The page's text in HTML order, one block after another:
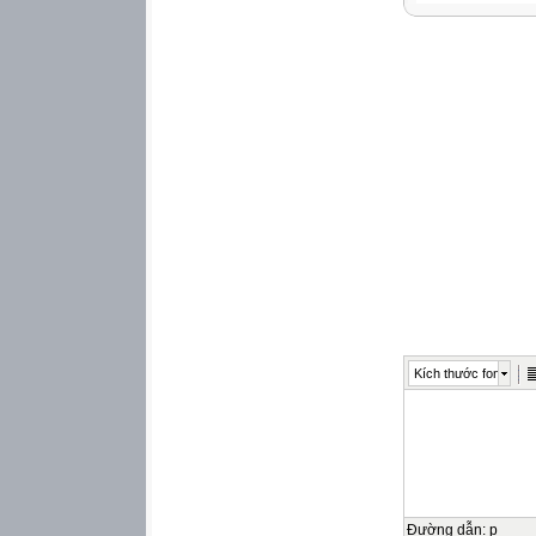
Kích thước font
Đường dẫn: p